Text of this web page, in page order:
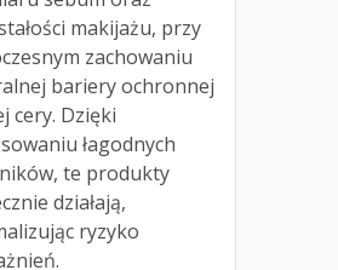
makijażu, przy
zachowaniu
bariery ochronnej
cery. Dzięki
łagodnych
te produkty
działają,
ryzyko